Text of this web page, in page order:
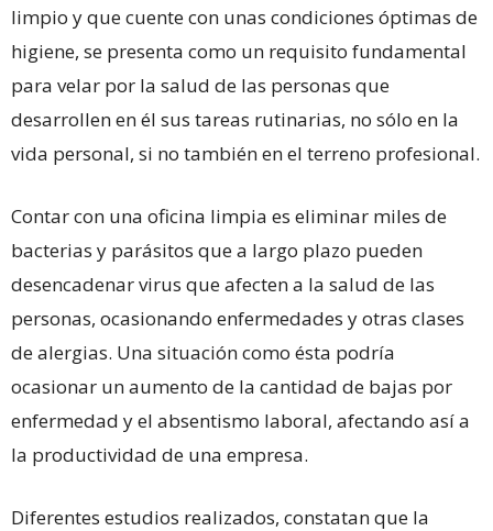
limpio y que cuente con unas condiciones óptimas de
higiene, se presenta como un requisito fundamental
para velar por la salud de las personas que
desarrollen en él sus tareas rutinarias, no sólo en la
vida personal, si no también en el terreno profesional.
Contar con una oficina limpia es eliminar miles de
bacterias y parásitos que a largo plazo pueden
desencadenar virus que afecten a la salud de las
personas, ocasionando enfermedades y otras clases
de alergias. Una situación como ésta podría
ocasionar un aumento de la cantidad de bajas por
enfermedad y el absentismo laboral, afectando así a
la productividad de una empresa.
Diferentes estudios realizados, constatan que la